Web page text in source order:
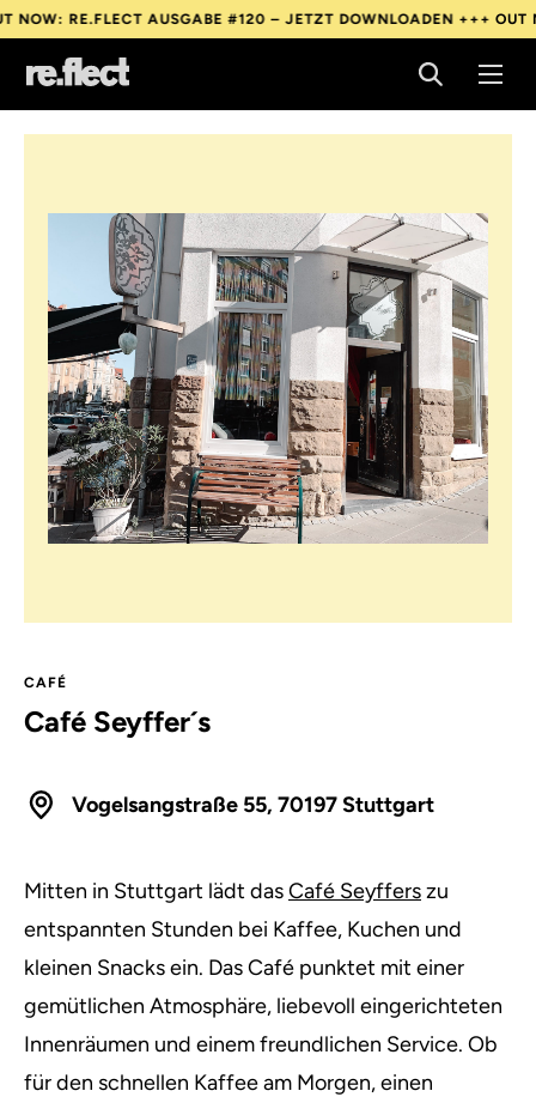
RE.FLECT AUSGABE #120 – JETZT DOWNLOADEN +++OUT NOW:
RE.FLECT AUSGABE #120 – JETZT DOWNLOADEN +++
CAFÉ
Café Seyffer´s
Vogelsangstraße 55, 70197 Stuttgart
Mitten in Stuttgart lädt dasCafé Seyfferszu
entspannten Stunden bei Kaffee, Kuchen und
kleinen Snacks ein. Das Café punktet mit einer
gemütlichen Atmosphäre, liebevoll eingerichteten
Innenräumen und einem freundlichen Service. Ob
für den schnellen Kaffee am Morgen, einen